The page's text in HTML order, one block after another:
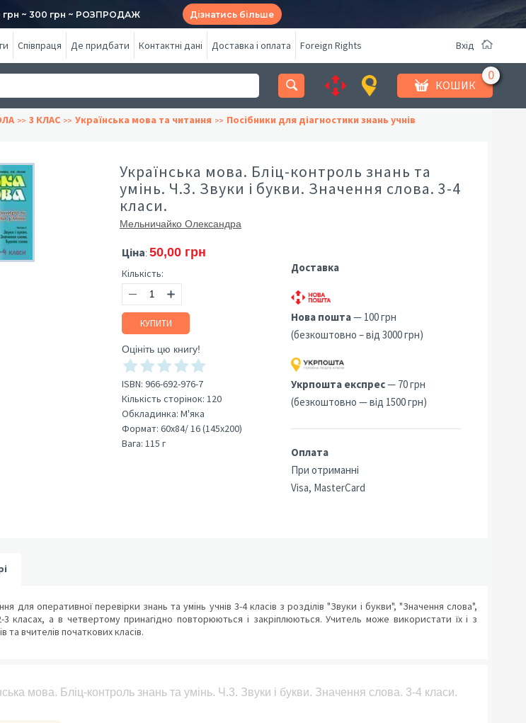
грн ~ 300 грн ~ РОЗПРОДАЖ Дізнатись більше
Співпраця Де придбати Контактні дані Доставка і оплата Foreign Rights Вхід
КОШИК
3 КЛАС Українська мова та читання Посібники для діагностики знань учнів
Українська мова. Бліц-контроль знань та
умінь. Ч.3. Звуки і букви. Значення слова. 3-4
класи.
Мельничайко Олександра
Ціна: 50,00 грн
Кількість:
КУПИТИ
Оцініть цю книгу!
ISBN: 966-692-976-7
Кількість сторінок: 120
Обкладинка: М'яка
Формат: 60х84/ 16 (145х200)
Вага: 115 г
Доставка
Нова пошта— 100 грн
(безкоштовно – від 3000 грн)
Укрпошта експрес— 70 грн
(безкоштовно — від 1500 грн)
Оплата
При отриманні
Visa, MasterCard
для оперативної перевірки знань та умінь учнів 3-4 класів з розділів "Звуки і букви", "Значення слова",
класах, а в четвертому принагідно повторюються і закріплюються. Учитель може використати їх і з
вчителів початкових класів.
мова. Бліц-контроль знань та умінь. Ч.3. Звуки і букви. Значення слова. 3-4 класи.